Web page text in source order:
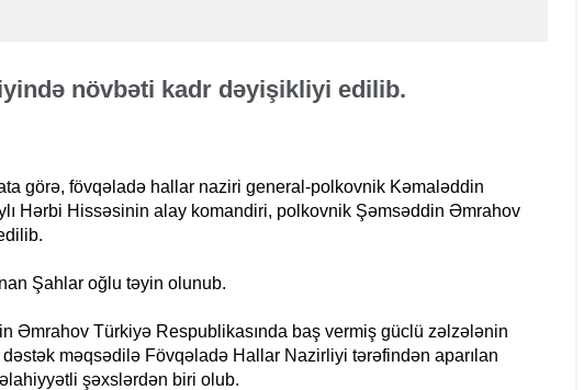
növbəti kadr dəyişikliyi edilib.
görə, fövqəladə hallar naziri general-polkovnik Kəmaləddin
Hərbi Hissəsinin alay komandiri, polkovnik Şəmsəddin Əmrahov
Şahlar oğlu təyin olunub.
Əmrahov Türkiyə Respublikasında baş vermiş güclü zəlzələnin
dəstək məqsədilə Fövqəladə Hallar Nazirliyi tərəfindən aparılan
şəxslərdən biri olub.